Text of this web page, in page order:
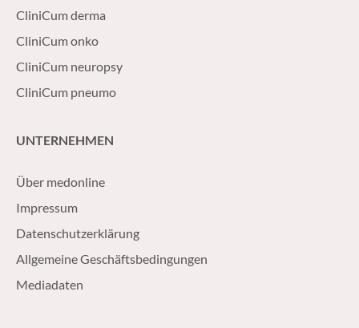
CliniCum derma
CliniCum onko
CliniCum neuropsy
CliniCum pneumo
UNTERNEHMEN
Über medonline
Impressum
Datenschutzerklärung
Allgemeine Geschäftsbedingungen
Mediadaten